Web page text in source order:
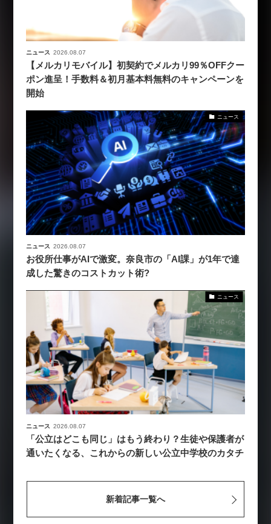
ニュース 2026.08.07
【メルカリモバイル】初契約でメルカリ99％OFFクー
ポン進呈！手数料＆初月基本料無料のキャンペーンを
開始
ニュース
ニュース 2026.08.07
お役所仕事がAIで激変。奈良市の「AI課」が1年で達
成した驚きのコストカット術?
ニュース
ニュース 2026.08.07
「公立はどこも同じ」はもう終わり？生徒や保護者が
通いたくなる、これからの新しい公立中学校のカタチ
新着記事一覧へ